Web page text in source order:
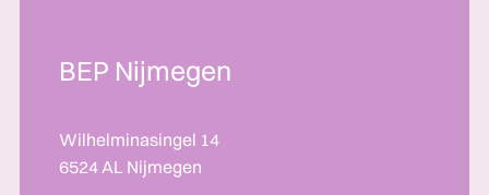
BEP Nijmegen
Wilhelminasingel 14
6524 AL Nijmegen